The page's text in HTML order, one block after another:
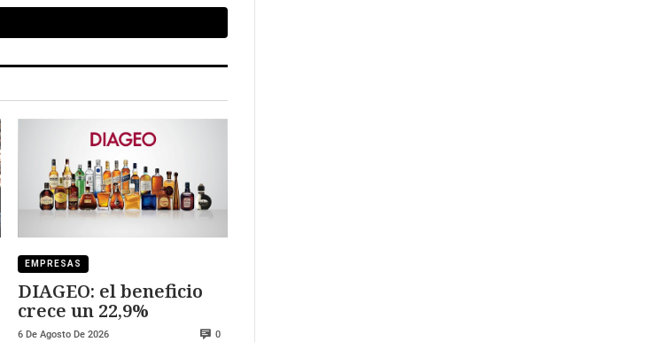
EMPRESAS
DIAGEO: el beneficio
crece un 22,9%
6 De Agosto De 2026 0